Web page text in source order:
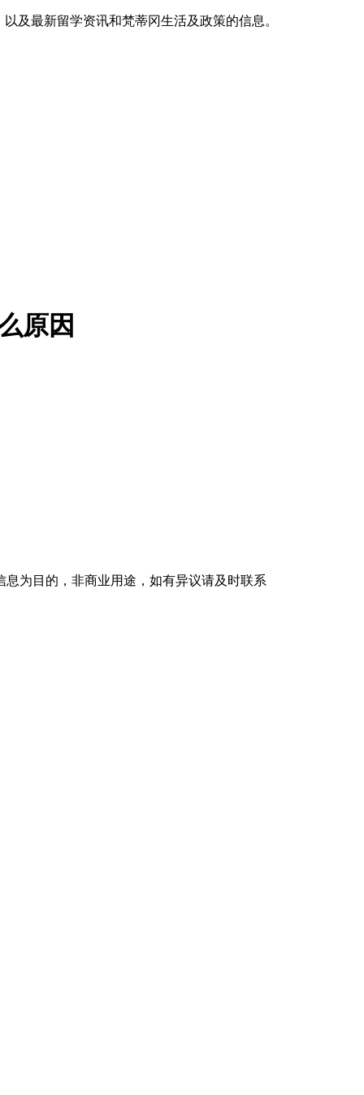
及最新留学资讯和梵蒂冈生活及政策的信息。
原因
为目的，非商业用途，如有异议请及时联系